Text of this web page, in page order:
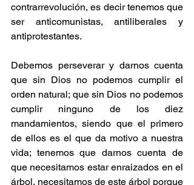
contrarrevolución, es decir tenemos que
ser anticomunistas, antiliberales y
antiprotestantes.
Debemos perseverar y darnos cuenta
que sin Dios no podemos cumplir el
orden natural; que sin Dios no podemos
cumplir ninguno de los diez
mandamientos, siendo que el primero
de ellos es el que da motivo a nuestra
vida; tenemos que darnos cuenta de
que necesitamos estar enraizados en el
árbol, necesitamos de este árbol porque